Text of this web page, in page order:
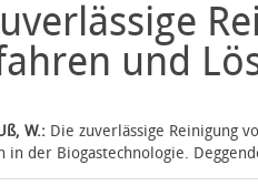
und
W.: Die zuverlässige Reinigung
in der Biogastechnologie.